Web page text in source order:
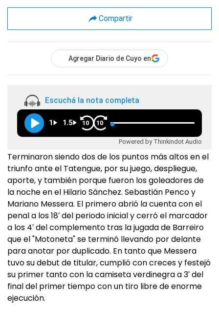
Compartir
Agregar Diario de Cuyo en
Escuchá la nota completa
1 1.5 10 10
Powered by Thinkindot Audio
Terminaron siendo dos de los puntos más altos en el
triunfo ante el Tatengue, por su juego, despliegue,
aporte, y también porque fueron los goleadores de
la noche en el Hilario Sánchez. Sebastián Penco y
Mariano Messera. El primero abrió la cuenta con el
penal a los 18′ del periodo inicial y cerró el marcador
a los 4′ del complemento tras la jugada de Barreiro
que el "Motoneta" se terminó llevando por delante
para anotar por duplicado. En tanto que Messera
tuvo su debut de titular, cumplió con creces y festejó
su primer tanto con la camiseta verdinegra a 3′ del
final del primer tiempo con un tiro libre de enorme
ejecución.